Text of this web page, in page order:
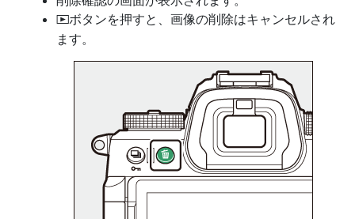
Kボタンを押すと、画像の削除はキャンセルされ
ます。